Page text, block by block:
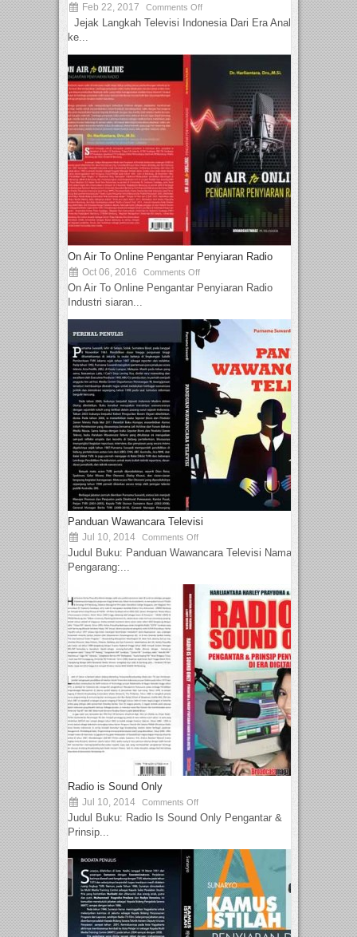
Feb 22, 2017 Comments Off
Jejak Langkah Televisi Indonesia Dari Era Analog
ke...
On Air To Online Pengantar Penyiaran Radio
Oct 06, 2016 Comments Off
On Air To Online Pengantar Penyiaran Radio
Industri siaran...
Panduan Wawancara Televisi
Jul 10, 2014 Comments Off
Judul Buku: Panduan Wawancara Televisi Nama
Pengarang:...
Radio is Sound Only
Jul 10, 2014 Comments Off
Judul Buku: Radio Is Sound Only Pengantar &
Prinsip...